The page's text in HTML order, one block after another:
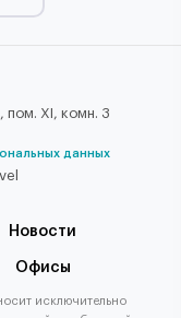
пом. XI, комн. 3
данных
Новости
Офисы
исключительно